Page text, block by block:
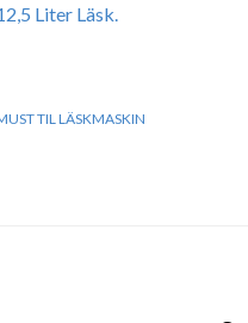
Liter Läsk.
TIL LÄSKMASKIN